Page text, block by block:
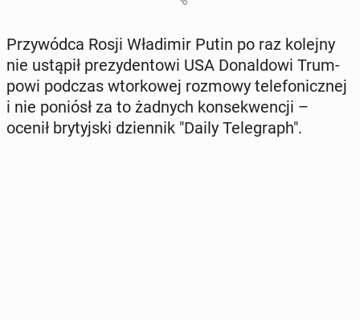
Przy­wód­ca Rosji Wła­di­mir Putin po raz kolejny
nie ustąpił pre­zy­den­to­wi USA Do­nal­do­wi Trum­
po­wi podczas wtor­ko­wej rozmowy te­le­fo­nicz­nej
i nie poniósł za to żadnych kon­se­kwen­cji –
ocenił bry­tyj­ski dzien­nik "Daily Te­le­graph".